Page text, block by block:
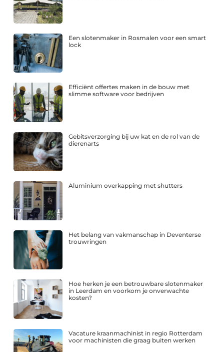
Een slotenmaker in Rosmalen voor een smart
lock
Efficiënt offertes maken in de bouw met
slimme software voor bedrijven
Gebitsverzorging bij uw kat en de rol van de
dierenarts
Aluminium overkapping met shutters
Het belang van vakmanschap in Deventerse
trouwringen
Hoe herken je een betrouwbare slotenmaker
in Leerdam en voorkom je onverwachte
kosten?
Vacature kraanmachinist in regio Rotterdam
voor machinisten die graag buiten werken